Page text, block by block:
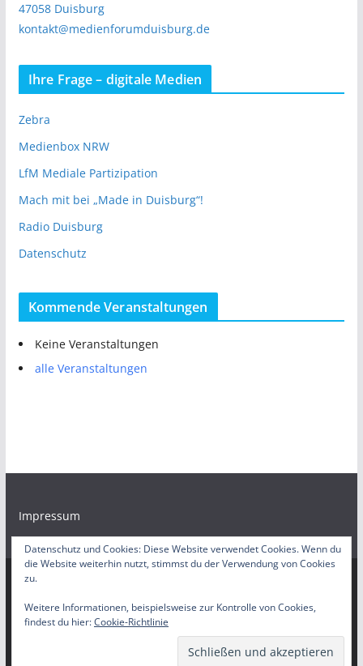
47058 Duisburg
kontakt@medienforumduisburg.de
Ihre Frage – digitale Medien
Zebra
Medienbox NRW
LfM Mediale Partizipation
Mach mit bei „Made in Duisburg“!
Radio Duisburg
Datenschutz
Kommende Veranstaltungen
Keine Veranstaltungen
alle Veranstaltungen
Impressum
Datenschutz und Cookies: Diese Website verwendet Cookies. Wenn du
die Website weiterhin nutzt, stimmst du der Verwendung von Cookies
zu.
Weitere Informationen, beispielsweise zur Kontrolle von Cookies,
findest du hier:Cookie-Richtlinie
Copyright © 2026Bürgerradio Duisburg – Servicestelle
Rechte vorbehalten.
von ThemeGrill. Präsentiert von